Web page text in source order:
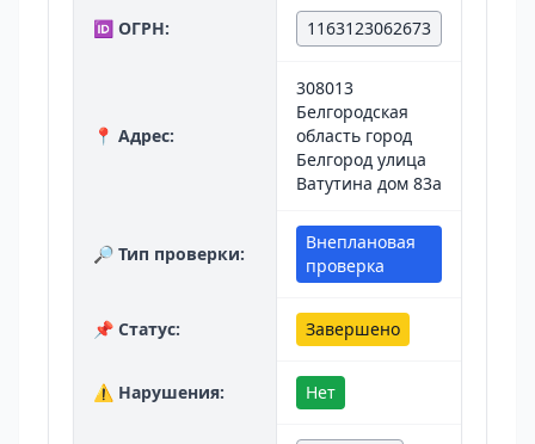
🆔 ОГРН: 1163123062673
📍 Адрес:
308013
Белгородская
область город
Белгород улица
Ватутина дом 83а
🔎 Тип проверки:
Внеплановая
проверка
📌 Статус: Завершено
⚠️ Нарушения: Нет